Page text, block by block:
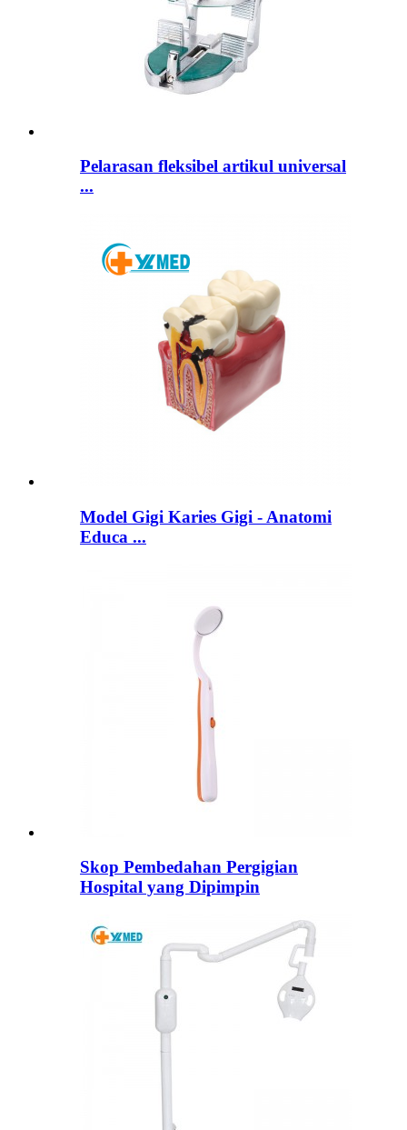
Pelarasan fleksibel artikul universal
...
Model Gigi Karies Gigi - Anatomi
Educa ...
Skop Pembedahan Pergigian
Hospital yang Dipimpin